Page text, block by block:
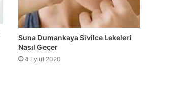
Suna Dumankaya Sivilce Lekeleri
Nasıl Geçer
4 Eylül 2020